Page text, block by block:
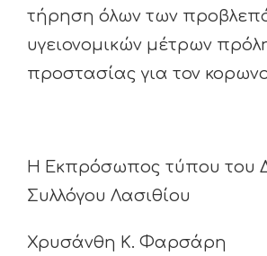
τήρηση όλων των
υγειονομικών μέτρων
προστασίας για τον
Η Εκπρόσωπος τύπου του
Συλλόγου Λασιθίου
Χρυσάνθη Κ. Φαρσάρη